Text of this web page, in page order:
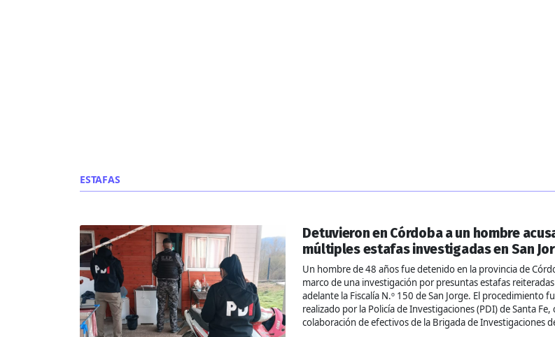
ESTAFAS
Detuvieron en Córdoba a un hombre
múltiples estafas investigadas en San
Un hombre de 48 años fue detenido en la provincia de
marco de una investigación por presuntas estafas
adelante la Fiscalía N.º 150 de San Jorge. El procedimiento
realizado por la Policía de Investigaciones (PDI) de Santa Fe,
colaboración de efectivos de la Brigada de Investigaciones